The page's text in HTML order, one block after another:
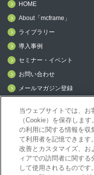
HOME
About「mcframe」
ライブラリー
導入事例
セミナー・イベント
お問い合わせ
メールマガジン登録
mcframeナビ（ユーザ登
mcframeユーザ会サイト
ID発行をご希望の方はこ
パートナー専用サイト
当ウェブサイトでは、お
（Cookie）を保存しま
の利用に関する情報を収
て利用者を記憶できます
改善とカスタマイズ、お
ィアでの訪問者に関す
して使用されるもので